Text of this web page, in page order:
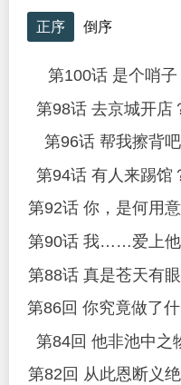
正序 倒序
第100话 是个哨子
第98话 去京城开店
第96话 帮我擦背吧
第94话 有人来踢馆
第92话 你，是何用意
第90话 我……爱上
第88话 真是苍天有眼
第84回 他非池中之
第82回 从此恩断义绝